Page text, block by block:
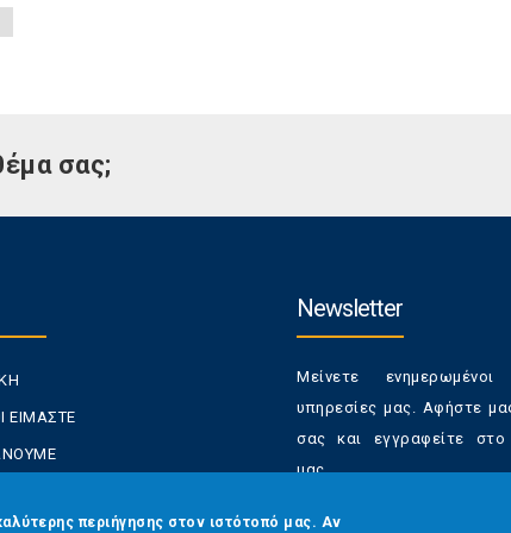
σας;
ΕΙΜΑΣΤΕ
ΜΑΣ
Newsletter
Μείνετε
υπηρεσίες μας. Αφήστε
σας και εγγραφείτε στο
μας.
Έχετε τη δυνατότητα
περιήγησης στον ιστότοπό μας. Αν